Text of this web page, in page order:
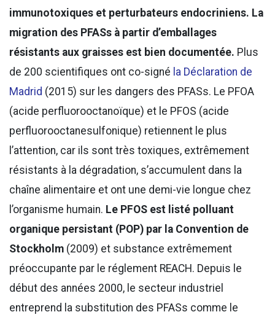
immunotoxiques et perturbateurs endocriniens. La
migration des PFASs à partir d’emballages
résistants aux graisses est bien documentée. Plus
de 200 scientifiques ont co-signé la Déclaration de
Madrid (2015) sur les dangers des PFASs. Le PFOA
(acide perfluorooctanoïque) et le PFOS (acide
perfluorooctanesulfonique) retiennent le plus
l’attention, car ils sont très toxiques, extrêmement
résistants à la dégradation, s’accumulent dans la
chaîne alimentaire et ont une demi-vie longue chez
l’organisme humain. Le PFOS est listé polluant
organique persistant (POP) par la Convention de
Stockholm (2009) et substance extrêmement
préoccupante par le réglement REACH. Depuis le
début des années 2000, le secteur industriel
entreprend la substitution des PFASs comme le